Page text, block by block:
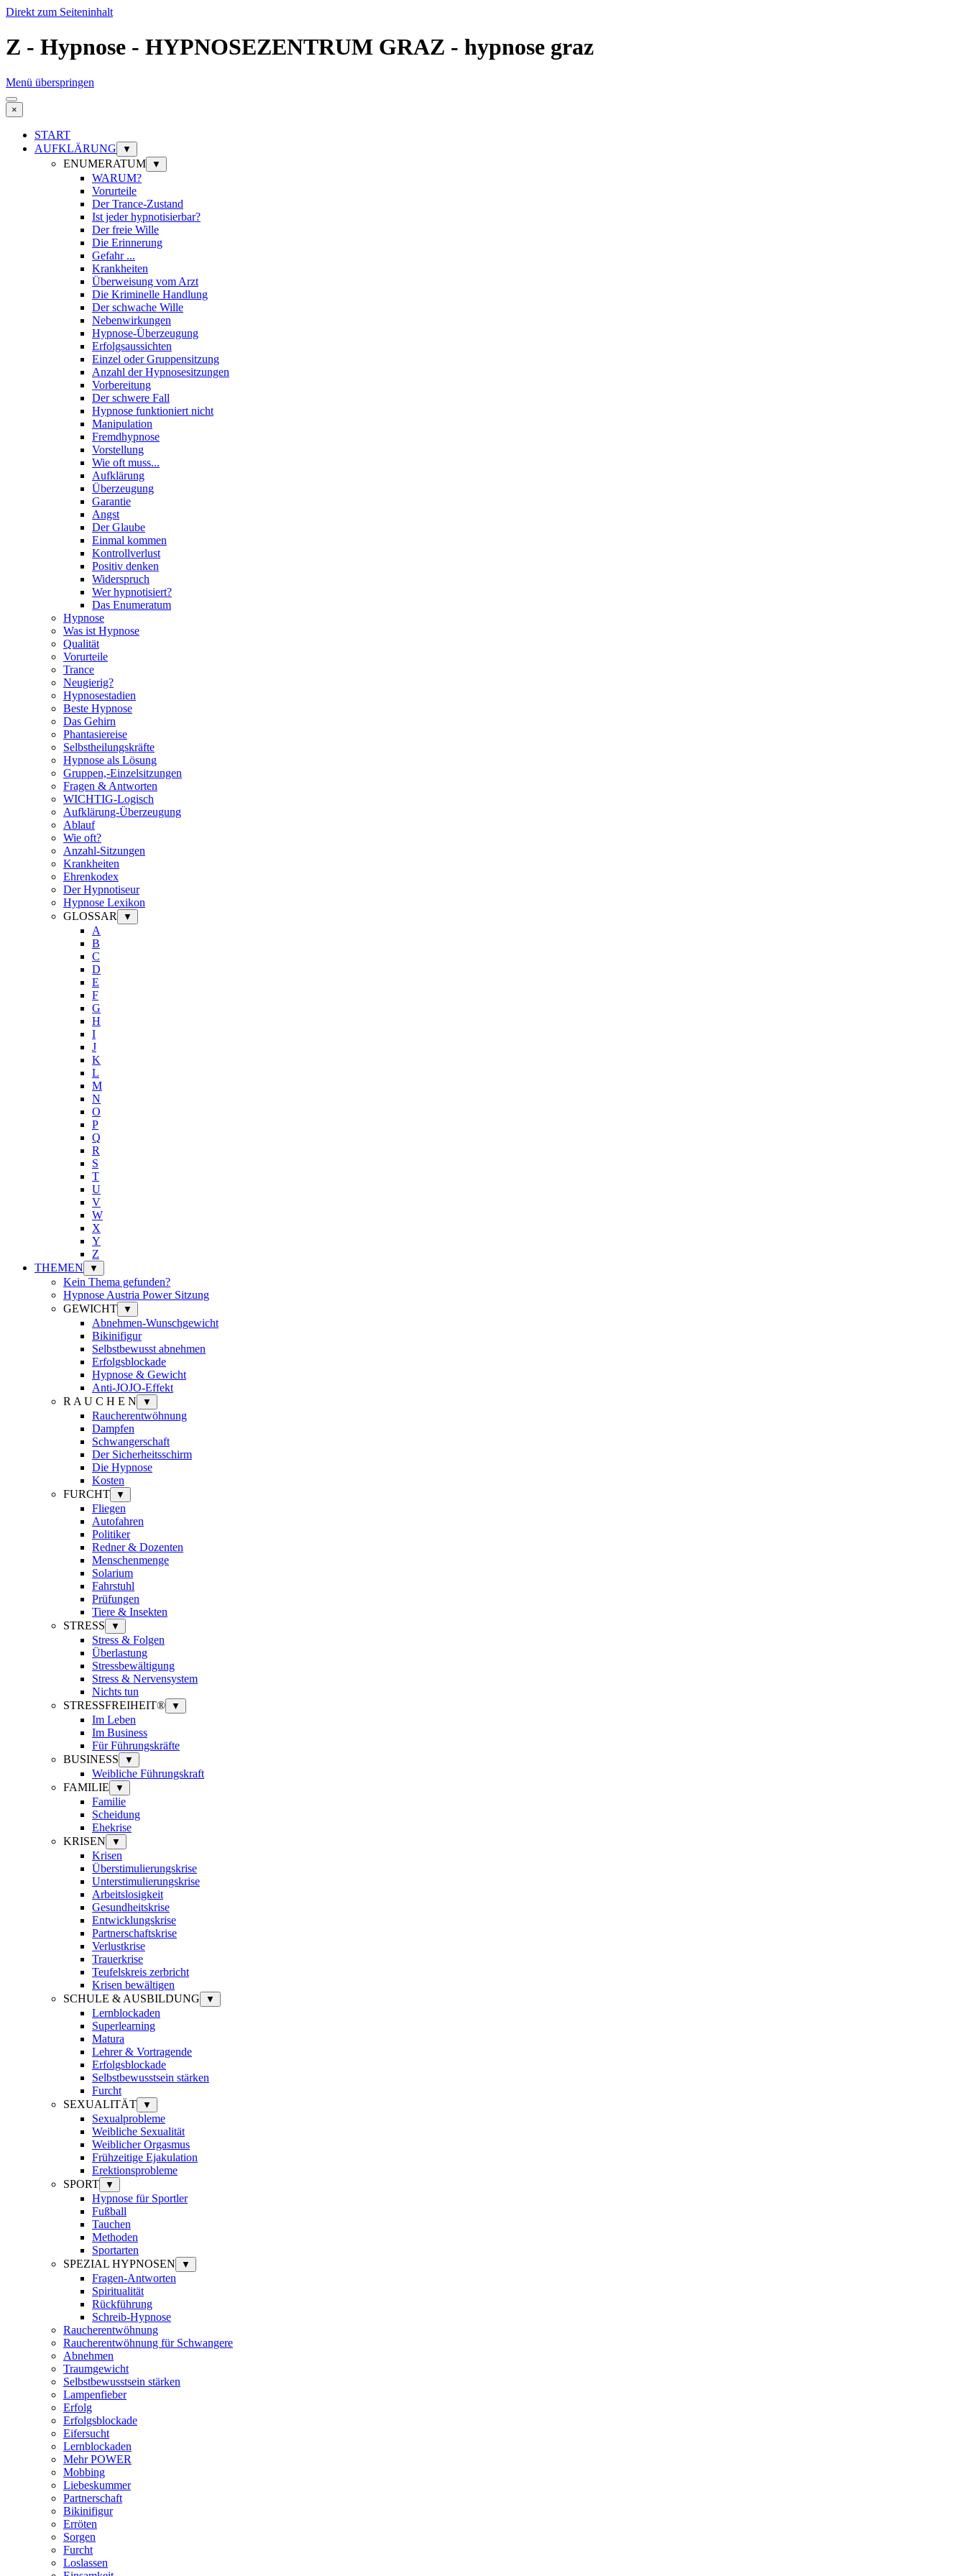
Direkt zum Seiteninhalt
Z - Hypnose - HYPNOSEZENTRUM GRAZ - hypnose graz
Menü überspringen
×
START
AUFKLÄRUNG
▼
ENUMERATUM ▼
WARUM?
Vorurteile
Der Trance-Zustand
Ist jeder hypnotisierbar?
Der freie Wille
Die Erinnerung
Gefahr ...
Krankheiten
Überweisung vom Arzt
Die Kriminelle Handlung
Der schwache Wille
Nebenwirkungen
Hypnose-Überzeugung
Erfolgsaussichten
Einzel oder Gruppensitzung
Anzahl der Hypnosesitzungen
Vorbereitung
Der schwere Fall
Hypnose funktioniert nicht
Manipulation
Fremdhypnose
Vorstellung
Wie oft muss...
Aufklärung
Überzeugung
Garantie
Angst
Der Glaube
Einmal kommen
Kontrollverlust
Positiv denken
Widerspruch
Wer hypnotisiert?
Das Enumeratum
Hypnose
Was ist Hypnose
Qualität
Vorurteile
Trance
Neugierig?
Hypnosestadien
Beste Hypnose
Das Gehirn
Phantasiereise
Selbstheilungskräfte
Hypnose als Lösung
Gruppen,-Einzelsitzungen
Fragen & Antworten
WICHTIG-Logisch
Aufklärung-Überzeugung
Ablauf
Wie oft?
Anzahl-Sitzungen
Krankheiten
Ehrenkodex
Der Hypnotiseur
Hypnose Lexikon
GLOSSAR
▼
A
B
C
D
E
F
G
H
I
J
K
L
M
N
O
P
Q
R
S
T
U
V
W
X
Y
Z
THEMEN
▼
Kein Thema gefunden?
Hypnose Austria Power Sitzung
GEWICHT
▼
Abnehmen-Wunschgewicht
Bikinifigur
Selbstbewusst abnehmen
Erfolgsblockade
Hypnose & Gewicht
Anti-JOJO-Effekt
R A U C H E N
▼
Raucherentwöhnung
Dampfen
Schwangerschaft
Der Sicherheitsschirm
Die Hypnose
Kosten
FURCHT
▼
Fliegen
Autofahren
Politiker
Redner & Dozenten
Menschenmenge
Solarium
Fahrstuhl
Prüfungen
Tiere & Insekten
STRESS
▼
Stress & Folgen
Überlastung
Stressbewältigung
Stress & Nervensystem
Nichts tun
STRESSFREIHEIT®
▼
Im Leben
Im Business
Für Führungskräfte
BUSINESS
▼
Weibliche Führungskraft
FAMILIE
▼
Familie
Scheidung
Ehekrise
KRISEN
▼
Krisen
Überstimulierungskrise
Unterstimulierungskrise
Arbeitslosigkeit
Gesundheitskrise
Entwicklungskrise
Partnerschaftskrise
Verlustkrise
Trauerkrise
Teufelskreis zerbricht
Krisen bewältigen
SCHULE & AUSBILDUNG
▼
Lernblockaden
Superlearning
Matura
Lehrer & Vortragende
Erfolgsblockade
Selbstbewusstsein stärken
Furcht
SEXUALITÄT
▼
Sexualprobleme
Weibliche Sexualität
Weiblicher Orgasmus
Frühzeitige Ejakulation
Erektionsprobleme
SPORT
▼
Hypnose für Sportler
Fußball
Tauchen
Methoden
Sportarten
SPEZIAL HYPNOSEN
▼
Fragen-Antworten
Spiritualität
Rückführung
Schreib-Hypnose
Raucherentwöhnung
Raucherentwöhnung für Schwangere
Abnehmen
Traumgewicht
Selbstbewusstsein stärken
Lampenfieber
Erfolg
Erfolgsblockade
Eifersucht
Lernblockaden
Mehr POWER
Mobbing
Liebeskummer
Partnerschaft
Bikinifigur
Erröten
Sorgen
Furcht
Loslassen